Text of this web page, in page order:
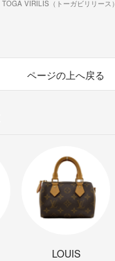
TOGA VIRILIS（トーガビリリース）
ページの上へ戻る
LOUIS